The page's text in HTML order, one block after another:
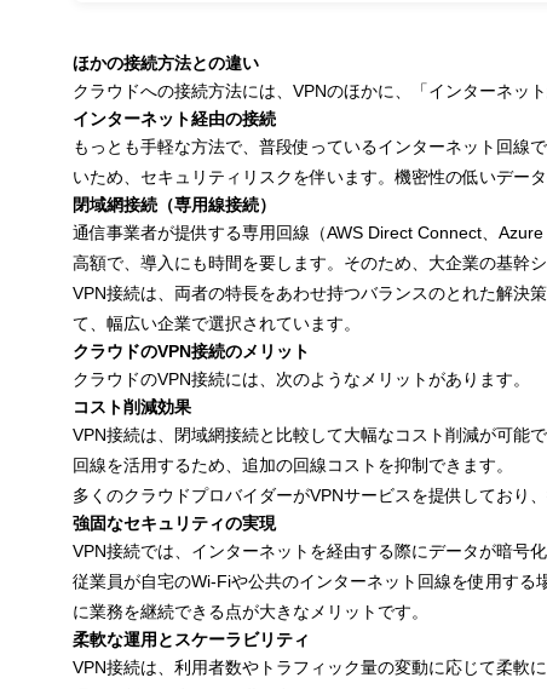
サポート体制の確認
まとめ
ほかの接続方法との違い
クラウドへの接続方法には、VPNのほかに、「インターネッ
インターネット経由の接続
もっとも手軽な方法で、普段使っているインターネット回線
いため、セキュリティリスクを伴います。機密性の低いデー
閉域網接続（専用線接続）
通信事業者が提供する専用回線（AWS Direct Connect、
高額で、導入にも時間を要します。そのため、大企業の基幹
VPN接続は、両者の特長をあわせ持つバランスのとれた解決
て、幅広い企業で選択されています。
クラウドのVPN接続のメリット
クラウドのVPN接続には、次のようなメリットがあります。
コスト削減効果
VPN接続は、閉域網接続と比較して大幅なコスト削減が可能
回線を活用するため、追加の回線コストを抑制できます。
多くのクラウドプロバイダーがVPNサービスを提供しており
強固なセキュリティの実現
VPN接続では、インターネットを経由する際にデータが暗号
従業員が自宅のWi-Fiや公共のインターネット回線を使用す
に業務を継続できる点が大きなメリットです。
柔軟な運用とスケーラビリティ
VPN接続は、利用者数やトラフィック量の変動に応じて柔軟